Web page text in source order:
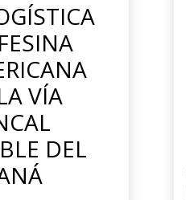
VÍA
DEL